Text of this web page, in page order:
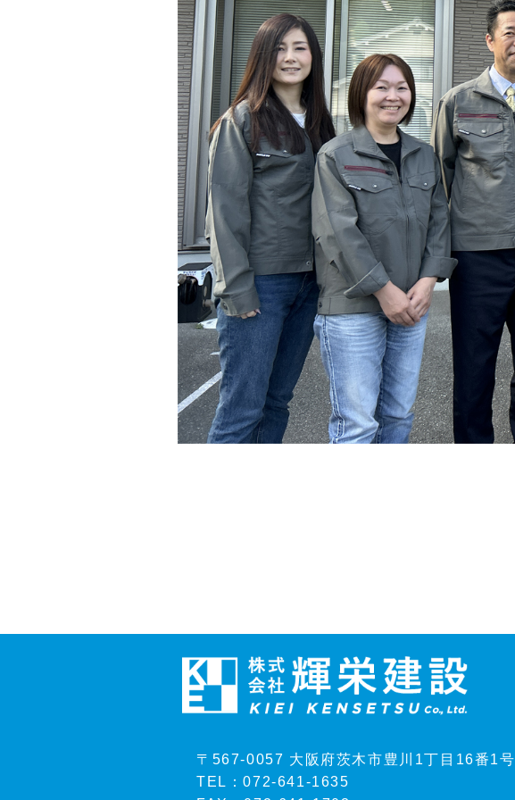
〒567-0057 大阪府茨木市豊川1丁目16番1号
TEL：072-641-1635